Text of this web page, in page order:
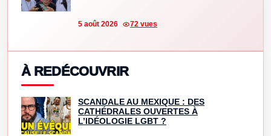
5 août 2026 72 vues
À REDÉCOUVRIR
SCANDALE AU MEXIQUE : DES
CATHÉDRALES OUVERTES À
L’IDÉOLOGIE LGBT ?